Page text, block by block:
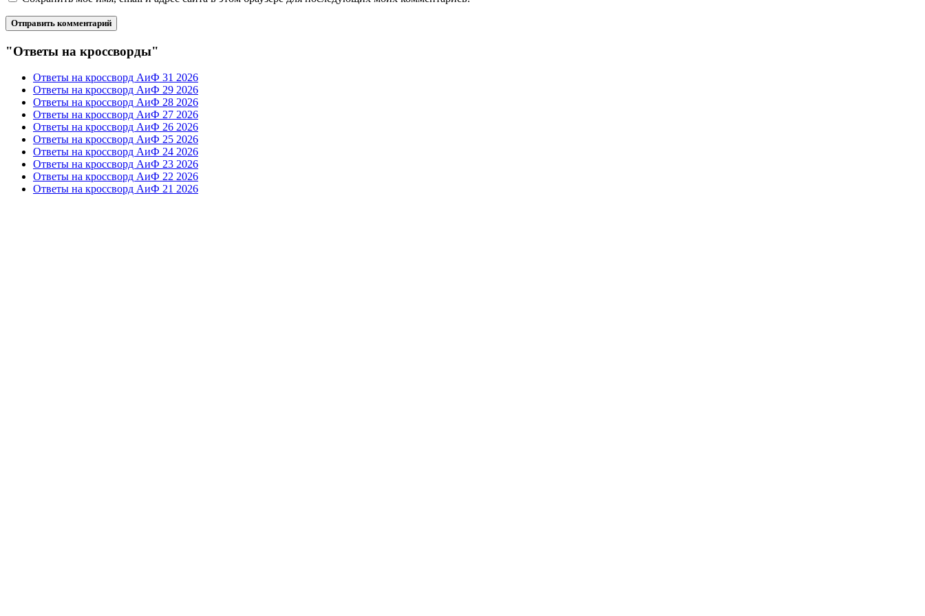
"Ответы на кроссворды"
Ответы на кроссворд АиФ 31 2026
Ответы на кроссворд АиФ 29 2026
Ответы на кроссворд АиФ 28 2026
Ответы на кроссворд АиФ 27 2026
Ответы на кроссворд АиФ 26 2026
Ответы на кроссворд АиФ 25 2026
Ответы на кроссворд АиФ 24 2026
Ответы на кроссворд АиФ 23 2026
Ответы на кроссворд АиФ 22 2026
Ответы на кроссворд АиФ 21 2026